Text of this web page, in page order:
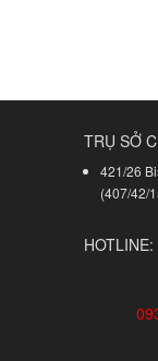
TRỤ SỞ
421/26
(407/42/
HOTLINE: